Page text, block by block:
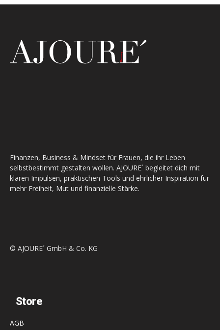
Finanzen, Business & Mindset für Frauen, die ihr Leben
selbstbestimmt gestalten wollen. AJOURE´ begleitet dich mit
klaren Impulsen, praktischen Tools und ehrlicher Inspiration für
mehr Freiheit, Mut und finanzielle Stärke.
© AJOURE´ GmbH & Co. KG
Store
AGB